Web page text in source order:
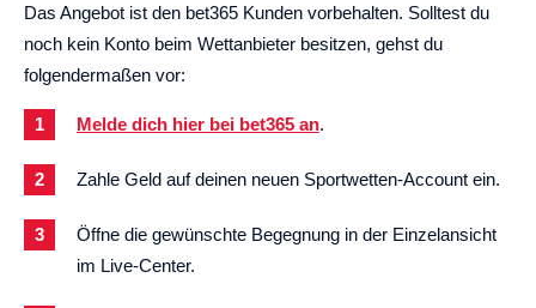
Das Angebot ist den bet365 Kunden vorbehalten. Solltest du
noch kein Konto beim Wettanbieter besitzen, gehst du
folgendermaßen vor:
Melde dich hier bei bet365 an.
Zahle Geld auf deinen neuen Sportwetten-Account ein.
Öffne die gewünschte Begegnung in der Einzelansicht
im Live-Center.